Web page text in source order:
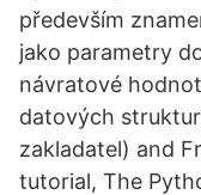
především
jako parametry
návratové
datových
zakladatel) and
tutorial, The